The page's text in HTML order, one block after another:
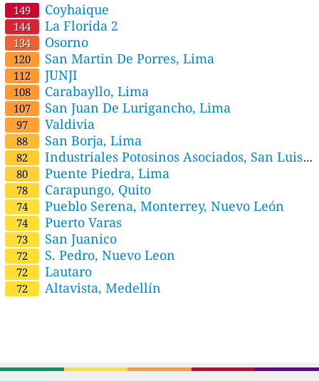
149 Coyhaique
144 La Florida 2
134 Osorno
120 San Martin De Porres, Lima
112 JUNJI
108 Carabayllo, Lima
107 San Juan De Lurigancho, Lima
97 Valdivia
88 San Borja, Lima
82
Industriales Potosinos Asociados, San Luis
Potosí Estatal, San Luis Potosí
80 Puente Piedra, Lima
78 Carapungo, Quito
74 Pueblo Serena, Monterrey, Nuevo León
74 Puerto Varas
73 San Juanico
72 S. Pedro, Nuevo Leon
72 Lautaro
72 Altavista, Medellín